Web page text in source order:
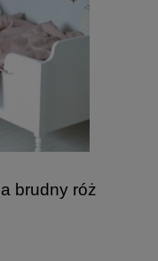
brudny róż